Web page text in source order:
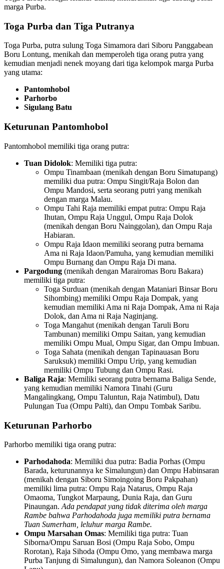
marga Purba.
Toga Purba dan Tiga Putranya
Toga Purba, putra sulung Toga Simamora dari Siboru Panggabean
Boru Lontung, menikah dan memperoleh tiga orang putra yang
kemudian menjadi nenek moyang dari tiga kelompok marga Purba
yang utama:
Pantomhobol
Parhorbo
Sigulang Batu
Keturunan Pantomhobol
Pantomhobol memiliki tiga orang putra:
Tuan Didolok: Memiliki tiga putra:
Ompu Tinambaan (menikah dengan Boru Simatupang)
memiliki dua putra: Ompu Singit/Raja Bolon dan
Ompu Mandosi, serta seorang putri yang menikah
dengan marga Malau.
Ompu Tahi Raja memiliki empat putra: Ompu Raja
Ihutan, Ompu Raja Unggul, Ompu Raja Dolok
(menikah dengan Boru Nainggolan), dan Ompu Raja
Habiaran.
Ompu Raja Idaon memiliki seorang putra bernama
Ama ni Raja Idaon/Pamuha, yang kemudian memiliki
Ompu Burnang dan Ompu Raja Di mana.
Pargodung (menikah dengan Marairomas Boru Bakara)
memiliki tiga putra:
Toga Surduan (menikah dengan Mataniari Binsar Boru
Sihombing) memiliki Ompu Raja Dompak, yang
kemudian memiliki Ama ni Raja Dompak, Ama ni Raja
Dolok, dan Ama ni Raja Naginjang.
Toga Mangahut (menikah dengan Taruli Boru
Tambunan) memiliki Ompu Saitan, yang kemudian
memiliki Ompu Mual, Ompu Sigar, dan Ompu Imbuan.
Toga Sahata (menikah dengan Tapinauasan Boru
Saruksuk) memiliki Ompu Urip, yang kemudian
memiliki Ompu Tubung dan Ompu Rasi.
Baliga Raja: Memiliki seorang putra bernama Baliga Sende,
yang kemudian memiliki Namora Tinahi (Guru
Mangalingkang, Ompu Taluntun, Raja Natimbul), Datu
Pulungan Tua (Ompu Palti), dan Ompu Tombak Saribu.
Keturunan Parhorbo
Parhorbo memiliki tiga orang putra:
Parhodahoda: Memiliki dua putra: Badia Porhas (Ompu
Barada, keturunannya ke Simalungun) dan Ompu Habinsaran
(menikah dengan Siboru Simoingoing Boru Pakpahan)
memiliki lima putra: Ompu Raja Natarus, Ompu Raja
Omaoma, Tungkot Marpaung, Dunia Raja, dan Guru
Pinaungan. Ada pendapat yang tidak diterima oleh marga
Rambe bahwa Parhodahoda juga memiliki putra bernama
Tuan Sumerham, leluhur marga Rambe.
Ompu Marsahan Omas: Memiliki tiga putra: Tuan
Siborna/Ompu Saruan Bosi (Ompu Raja Sobo, Ompu
Rorotan), Raja Sihoda (Ompu Omo, yang membawa marga
Purba Tanjung di Simalungun), dan Namora Soleanon (Ompu